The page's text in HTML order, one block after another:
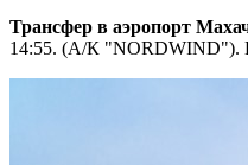
Трансфер в аэропорт
14:55. (А/К "NORDWIND").